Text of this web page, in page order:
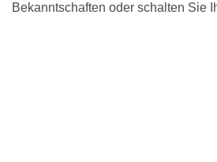
Bekanntschaften oder schalten Sie